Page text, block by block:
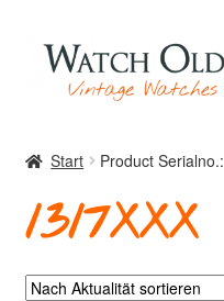
Zur
Navigation
springen
Zum
Inhalt
springen
Uhren
Start Product Serialno.:
1317XXX